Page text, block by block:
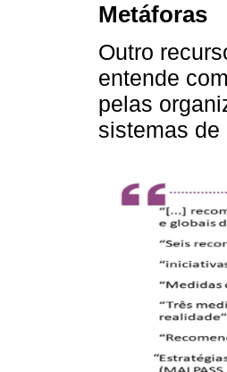
Metáforas
Outro
entende
pelas
sistemas